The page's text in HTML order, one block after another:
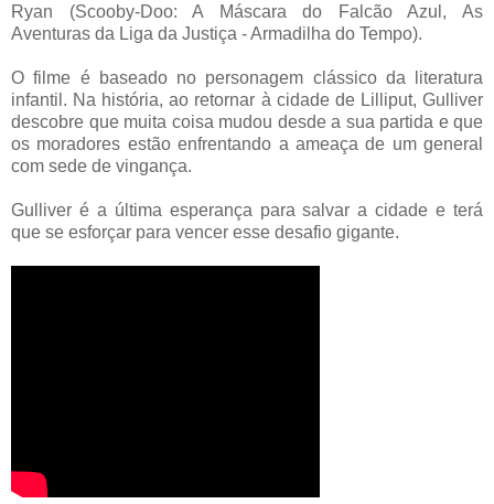
Ryan (Scooby-Doo: A Máscara do Falcão Azul, As
Aventuras da Liga da Justiça - Armadilha do Tempo).
O filme é baseado no personagem clássico da literatura
infantil. Na história, ao retornar à cidade de Lilliput, Gulliver
descobre que muita coisa mudou desde a sua partida e que
os moradores estão enfrentando a ameaça de um general
com sede de vingança.
Gulliver é a última esperança para salvar a cidade e terá
que se esforçar para vencer esse desafio gigante.